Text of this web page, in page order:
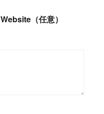
Website（任意）